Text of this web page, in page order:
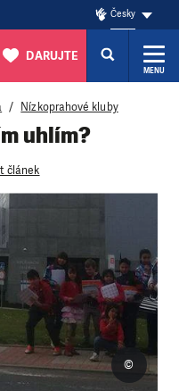
Česky
DARUJTE
MENU
Nízkoprahové kluby
uhlím?
článek
©